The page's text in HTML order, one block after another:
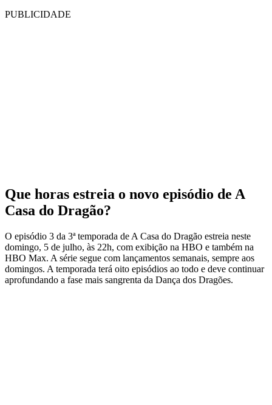
PUBLICIDADE
Que horas estreia o novo episódio de A
Casa do Dragão?
O episódio 3 da 3ª temporada de A Casa do Dragão estreia neste
domingo, 5 de julho, às 22h, com exibição na HBO e também na
HBO Max. A série segue com lançamentos semanais, sempre aos
domingos. A temporada terá oito episódios ao todo e deve continuar
aprofundando a fase mais sangrenta da Dança dos Dragões.